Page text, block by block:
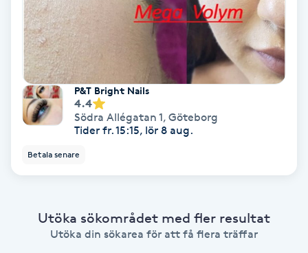
Color correction
Cryoterapi
Damklippning
Diamantslipning
Enzympeeling
P&T Bright Nails
4.4
Södra Allégatan 1, Göteborg
Tider fr. 15:15, lör 8 aug.
Betala senare
Utöka sökområdet med fler resultat
Utöka din sökarea för att få flera träffar